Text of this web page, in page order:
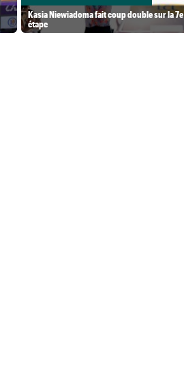
Kasia Niewiadoma fait coup double sur la 7e
étape